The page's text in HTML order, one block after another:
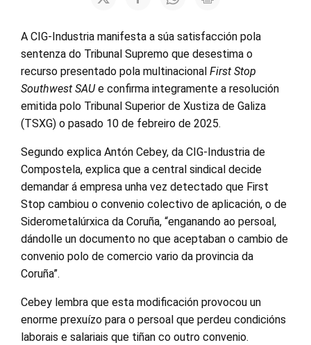
A CIG-Industria manifesta a súa satisfacción pola
sentenza do Tribunal Supremo que desestima o
recurso presentado pola multinacional First Stop
Southwest SAUe confirma integramente a resolución
emitida polo Tribunal Superior de Xustiza de Galiza
(TSXG) o pasado 10 de febreiro de 2025.
Segundo explica Antón Cebey, da CIG-Industria de
Compostela, explica que a central sindical decide
demandar á empresa unha vez detectado que First
Stop cambiou o convenio colectivo de aplicación, o de
Siderometalúrxica da Coruña, “enganando ao persoal,
dándolle un documento no que aceptaban o cambio de
convenio polo de comercio vario da provincia da
Coruña”.
Cebey lembra que esta modificación provocou un
enorme prexuízo para o persoal que perdeu condicións
laborais e salariais que tiñan co outro convenio.